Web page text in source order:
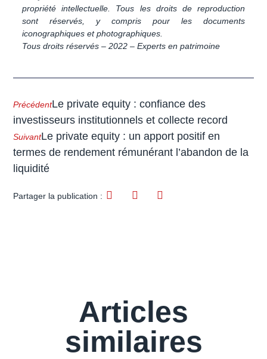
propriété intellectuelle. Tous les droits de reproduction
sont réservés, y compris pour les documents
iconographiques et photographiques.
Tous droits réservés – 2022 – Experts en patrimoine
PrécédentLe private equity : confiance des
investisseurs institutionnels et collecte record
SuivantLe private equity : un apport positif en
termes de rendement rémunérant l’abandon de la
liquidité
Partager la publication :
Articles
similaires